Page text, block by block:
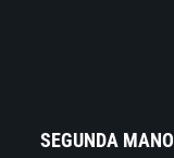
SEGUNDA MANO